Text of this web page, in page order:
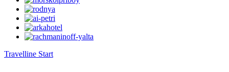
Travelline Start